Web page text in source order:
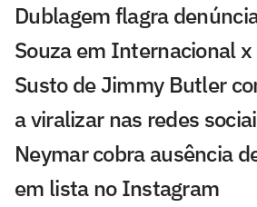
Dublagem flagra
Souza em Internacional
Susto de Jimmy Butler
a viralizar nas redes
Neymar cobra ausência
em lista no Instagram